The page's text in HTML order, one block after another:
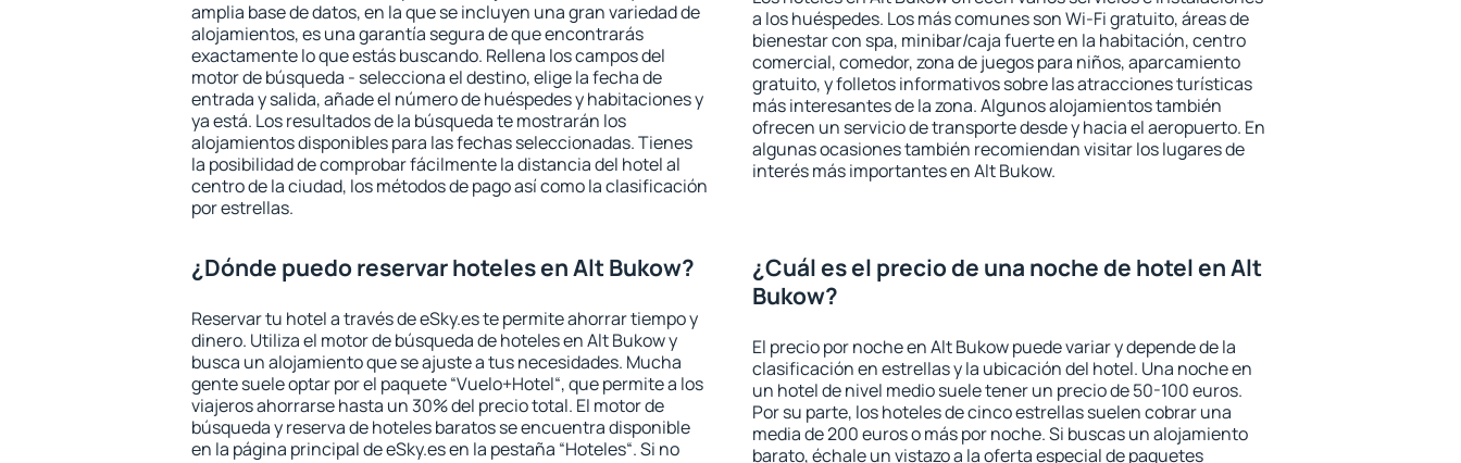
amplia base de datos, en la que se incluyen una gran variedad de
alojamientos, es una garantía segura de que encontrarás
exactamente lo que estás buscando. Rellena los campos del
motor de búsqueda - selecciona el destino, elige la fecha de
entrada y salida, añade el número de huéspedes y habitaciones y
ya está. Los resultados de la búsqueda te mostrarán los
alojamientos disponibles para las fechas seleccionadas. Tienes
la posibilidad de comprobar fácilmente la distancia del hotel al
centro de la ciudad, los métodos de pago así como la clasificación
por estrellas.
a los huéspedes. Los más comunes son Wi-Fi gratuito, áreas de
bienestar con spa, minibar/caja fuerte en la habitación, centro
comercial, comedor, zona de juegos para niños, aparcamiento
gratuito, y folletos informativos sobre las atracciones turísticas
más interesantes de la zona. Algunos alojamientos también
ofrecen un servicio de transporte desde y hacia el aeropuerto. En
algunas ocasiones también recomiendan visitar los lugares de
interés más importantes en Alt Bukow.
¿Dónde puedo reservar hoteles en Alt Bukow?
Reservar tu hotel a través de eSky.es te permite ahorrar tiempo y
dinero. Utiliza el motor de búsqueda de hoteles en Alt Bukow y
busca un alojamiento que se ajuste a tus necesidades. Mucha
gente suele optar por el paquete “Vuelo+Hotel“, que permite a los
viajeros ahorrarse hasta un 30% del precio total. El motor de
búsqueda y reserva de hoteles baratos se encuentra disponible
en la página principal de eSky.es en la pestaña “Hoteles“. Si no
¿Cuál es el precio de una noche de hotel en Alt
Bukow?
El precio por noche en Alt Bukow puede variar y depende de la
clasificación en estrellas y la ubicación del hotel. Una noche en
un hotel de nivel medio suele tener un precio de 50-100 euros.
Por su parte, los hoteles de cinco estrellas suelen cobrar una
media de 200 euros o más por noche. Si buscas un alojamiento
barato, échale un vistazo a la oferta especial de paquetes